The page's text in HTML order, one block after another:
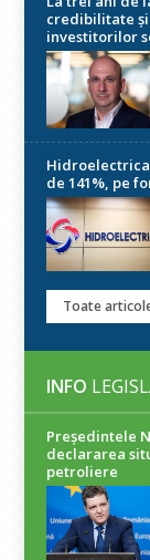
credibilitate și
investitorilor
de 141%, pe
Toate
INFO
Președintele
declararea
petroliere